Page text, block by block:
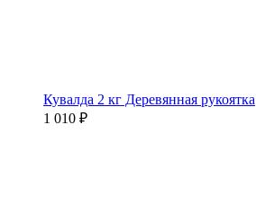
Кувалда 2 кг Деревянная рукоятка
1 010 ₽